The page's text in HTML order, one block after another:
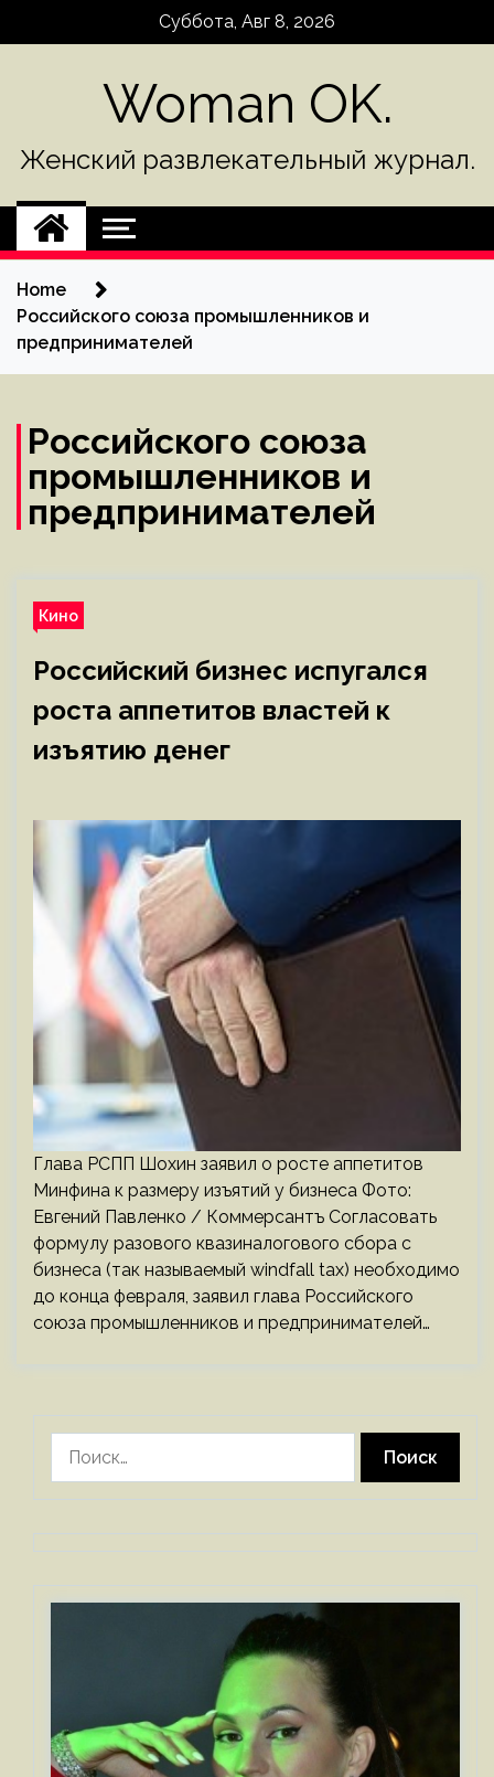
Суббота, Авг 8, 2026
Woman OK.
Женский развлекательный журнал.
Home
Российского союза промышленников и
предпринимателей
Российского союза
промышленников и
предпринимателей
Кино
Российский бизнес испугался
роста аппетитов властей к
изъятию денег
Глава РСПП Шохин заявил о росте аппетитов
Минфина к размеру изъятий у бизнеса Фото:
Евгений Павленко / Коммерсантъ Согласовать
формулу разового квазиналогового сбора с
бизнеса (так называемый windfall tax) необходимо
до конца февраля, заявил глава Российского
союза промышленников и предпринимателей…